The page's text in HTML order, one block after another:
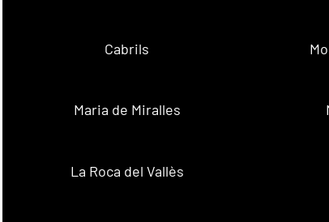
Cabrils
Maria de Miralles
La Roca del Vallès